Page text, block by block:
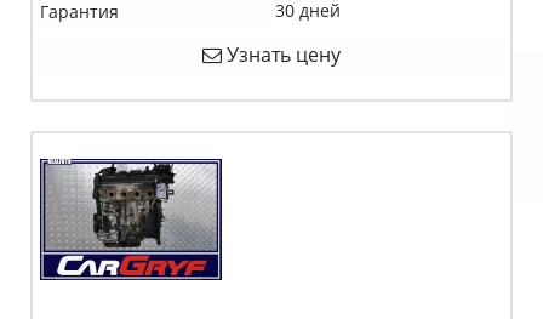
Гарантия
30 дней
Узнать цену